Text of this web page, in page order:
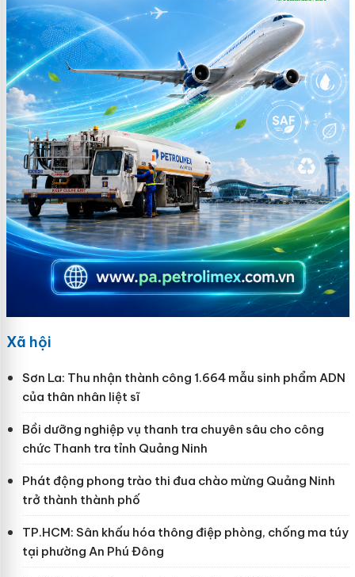
Xã hội
Sơn La: Thu nhận thành công 1.664 mẫu sinh phẩm ADN
của thân nhân liệt sĩ
Bồi dưỡng nghiệp vụ thanh tra chuyên sâu cho công
chức Thanh tra tỉnh Quảng Ninh
Phát động phong trào thi đua chào mừng Quảng Ninh
trở thành thành phố
TP.HCM: Sân khấu hóa thông điệp phòng, chống ma túy
tại phường An Phú Đông